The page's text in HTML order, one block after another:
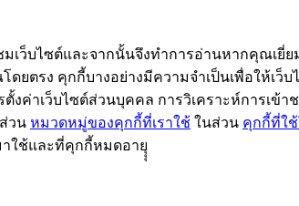
ว็บไซต์และจากนั้นจึงทำการอ่านหากคุณเยี่
รง คุกกี้บางอย่างมีความจำเป็นเพื่อให้เว็บ
งค่าเว็บไซต์ส่วนบุคคล การวิเคราะห์การเ
วน หมวดหมู่ของคุกกี้ที่เราใช้ ในส่วน คุกกี้ที่ใช้
าใช้และที่คุกกี้หมดอายุุุ